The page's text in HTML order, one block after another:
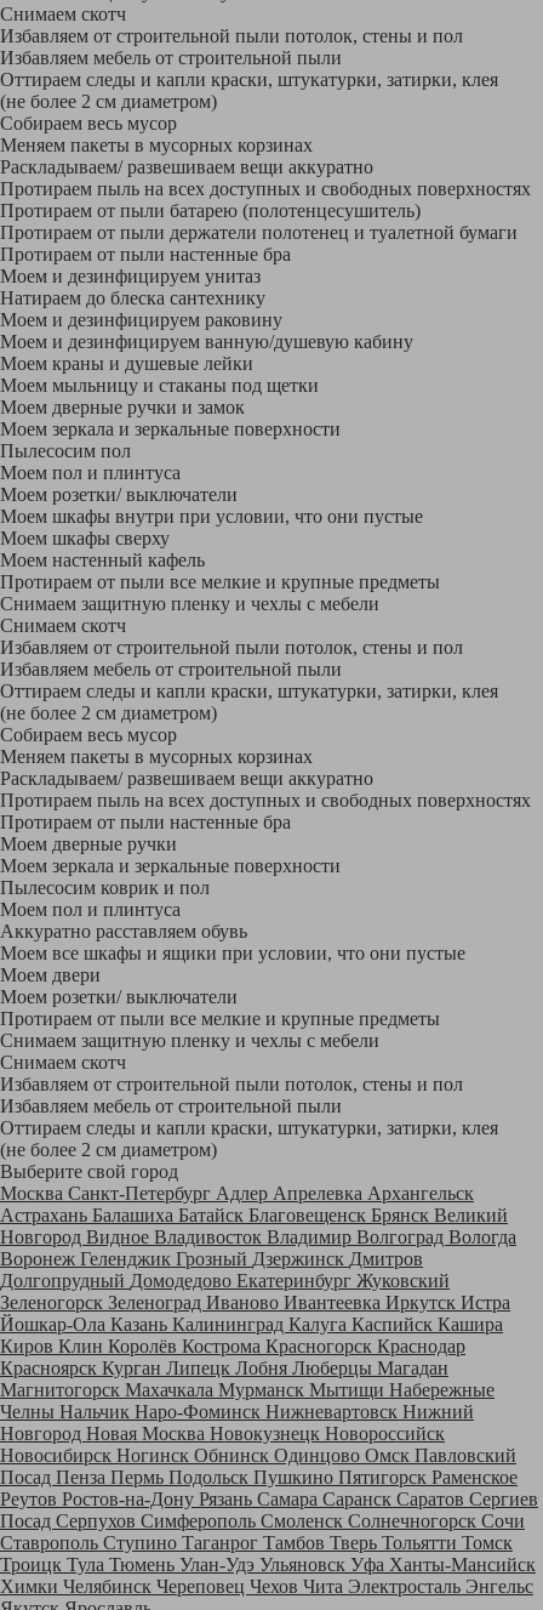
Снимаем скотч
Избавляем от строительной пыли потолок, стены и пол
Избавляем мебель от строительной пыли
Оттираем следы и капли краски, штукатурки, затирки, клея
(не более 2 см диаметром)
Собираем весь мусор
Меняем пакеты в мусорных корзинах
Раскладываем/ развешиваем вещи аккуратно
Протираем пыль на всех доступных и свободных поверхностях
Протираем от пыли батарею (полотенцесушитель)
Протираем от пыли держатели полотенец и туалетной бумаги
Протираем от пыли настенные бра
Моем и дезинфицируем унитаз
Натираем до блеска сантехнику
Моем и дезинфицируем раковину
Моем и дезинфицируем ванную/душевую кабину
Моем краны и душевые лейки
Моем мыльницу и стаканы под щетки
Моем дверные ручки и замок
Моем зеркала и зеркальные поверхности
Пылесосим пол
Моем пол и плинтуса
Моем розетки/ выключатели
Моем шкафы внутри при условии, что они пустые
Моем шкафы сверху
Моем настенный кафель
Протираем от пыли все мелкие и крупные предметы
Снимаем защитную пленку и чехлы с мебели
Снимаем скотч
Избавляем от строительной пыли потолок, стены и пол
Избавляем мебель от строительной пыли
Оттираем следы и капли краски, штукатурки, затирки, клея
(не более 2 см диаметром)
Собираем весь мусор
Меняем пакеты в мусорных корзинах
Раскладываем/ развешиваем вещи аккуратно
Протираем пыль на всех доступных и свободных поверхностях
Протираем от пыли настенные бра
Моем дверные ручки
Моем зеркала и зеркальные поверхности
Пылесосим коврик и пол
Моем пол и плинтуса
Аккуратно расставляем обувь
Моем все шкафы и ящики при условии, что они пустые
Моем двери
Моем розетки/ выключатели
Протираем от пыли все мелкие и крупные предметы
Снимаем защитную пленку и чехлы с мебели
Снимаем скотч
Избавляем от строительной пыли потолок, стены и пол
Избавляем мебель от строительной пыли
Оттираем следы и капли краски, штукатурки, затирки, клея
(не более 2 см диаметром)
Выберите свой город
Москва Санкт-Петербург Адлер Апрелевка Архангельск
Астрахань Балашиха Батайск Благовещенск Брянск Великий
Новгород Видное Владивосток Владимир Волгоград Вологда
Воронеж Геленджик Грозный Дзержинск Дмитров
Долгопрудный Домодедово Екатеринбург Жуковский
Зеленогорск Зеленоград Иваново Ивантеевка Иркутск Истра
Йошкар-Ола Казань Калининград Калуга Каспийск Кашира
Киров Клин Королёв Кострома Красногорск Краснодар
Красноярск Курган Липецк Лобня Люберцы Магадан
Магнитогорск Махачкала Мурманск Мытищи Набережные
Челны Нальчик Наро-Фоминск Нижневартовск Нижний
Новгород Новая Москва Новокузнецк Новороссийск
Новосибирск Ногинск Обнинск Одинцово Омск Павловский
Посад Пенза Пермь Подольск Пушкино Пятигорск Раменское
Реутов Ростов-на-Дону Рязань Самара Саранск Саратов Сергиев
Посад Серпухов Симферополь Смоленск Солнечногорск Сочи
Ставрополь Ступино Таганрог Тамбов Тверь Тольятти Томск
Троицк Тула Тюмень Улан-Удэ Ульяновск Уфа Ханты-Мансийск
Химки Челябинск Череповец Чехов Чита Электросталь Энгельс